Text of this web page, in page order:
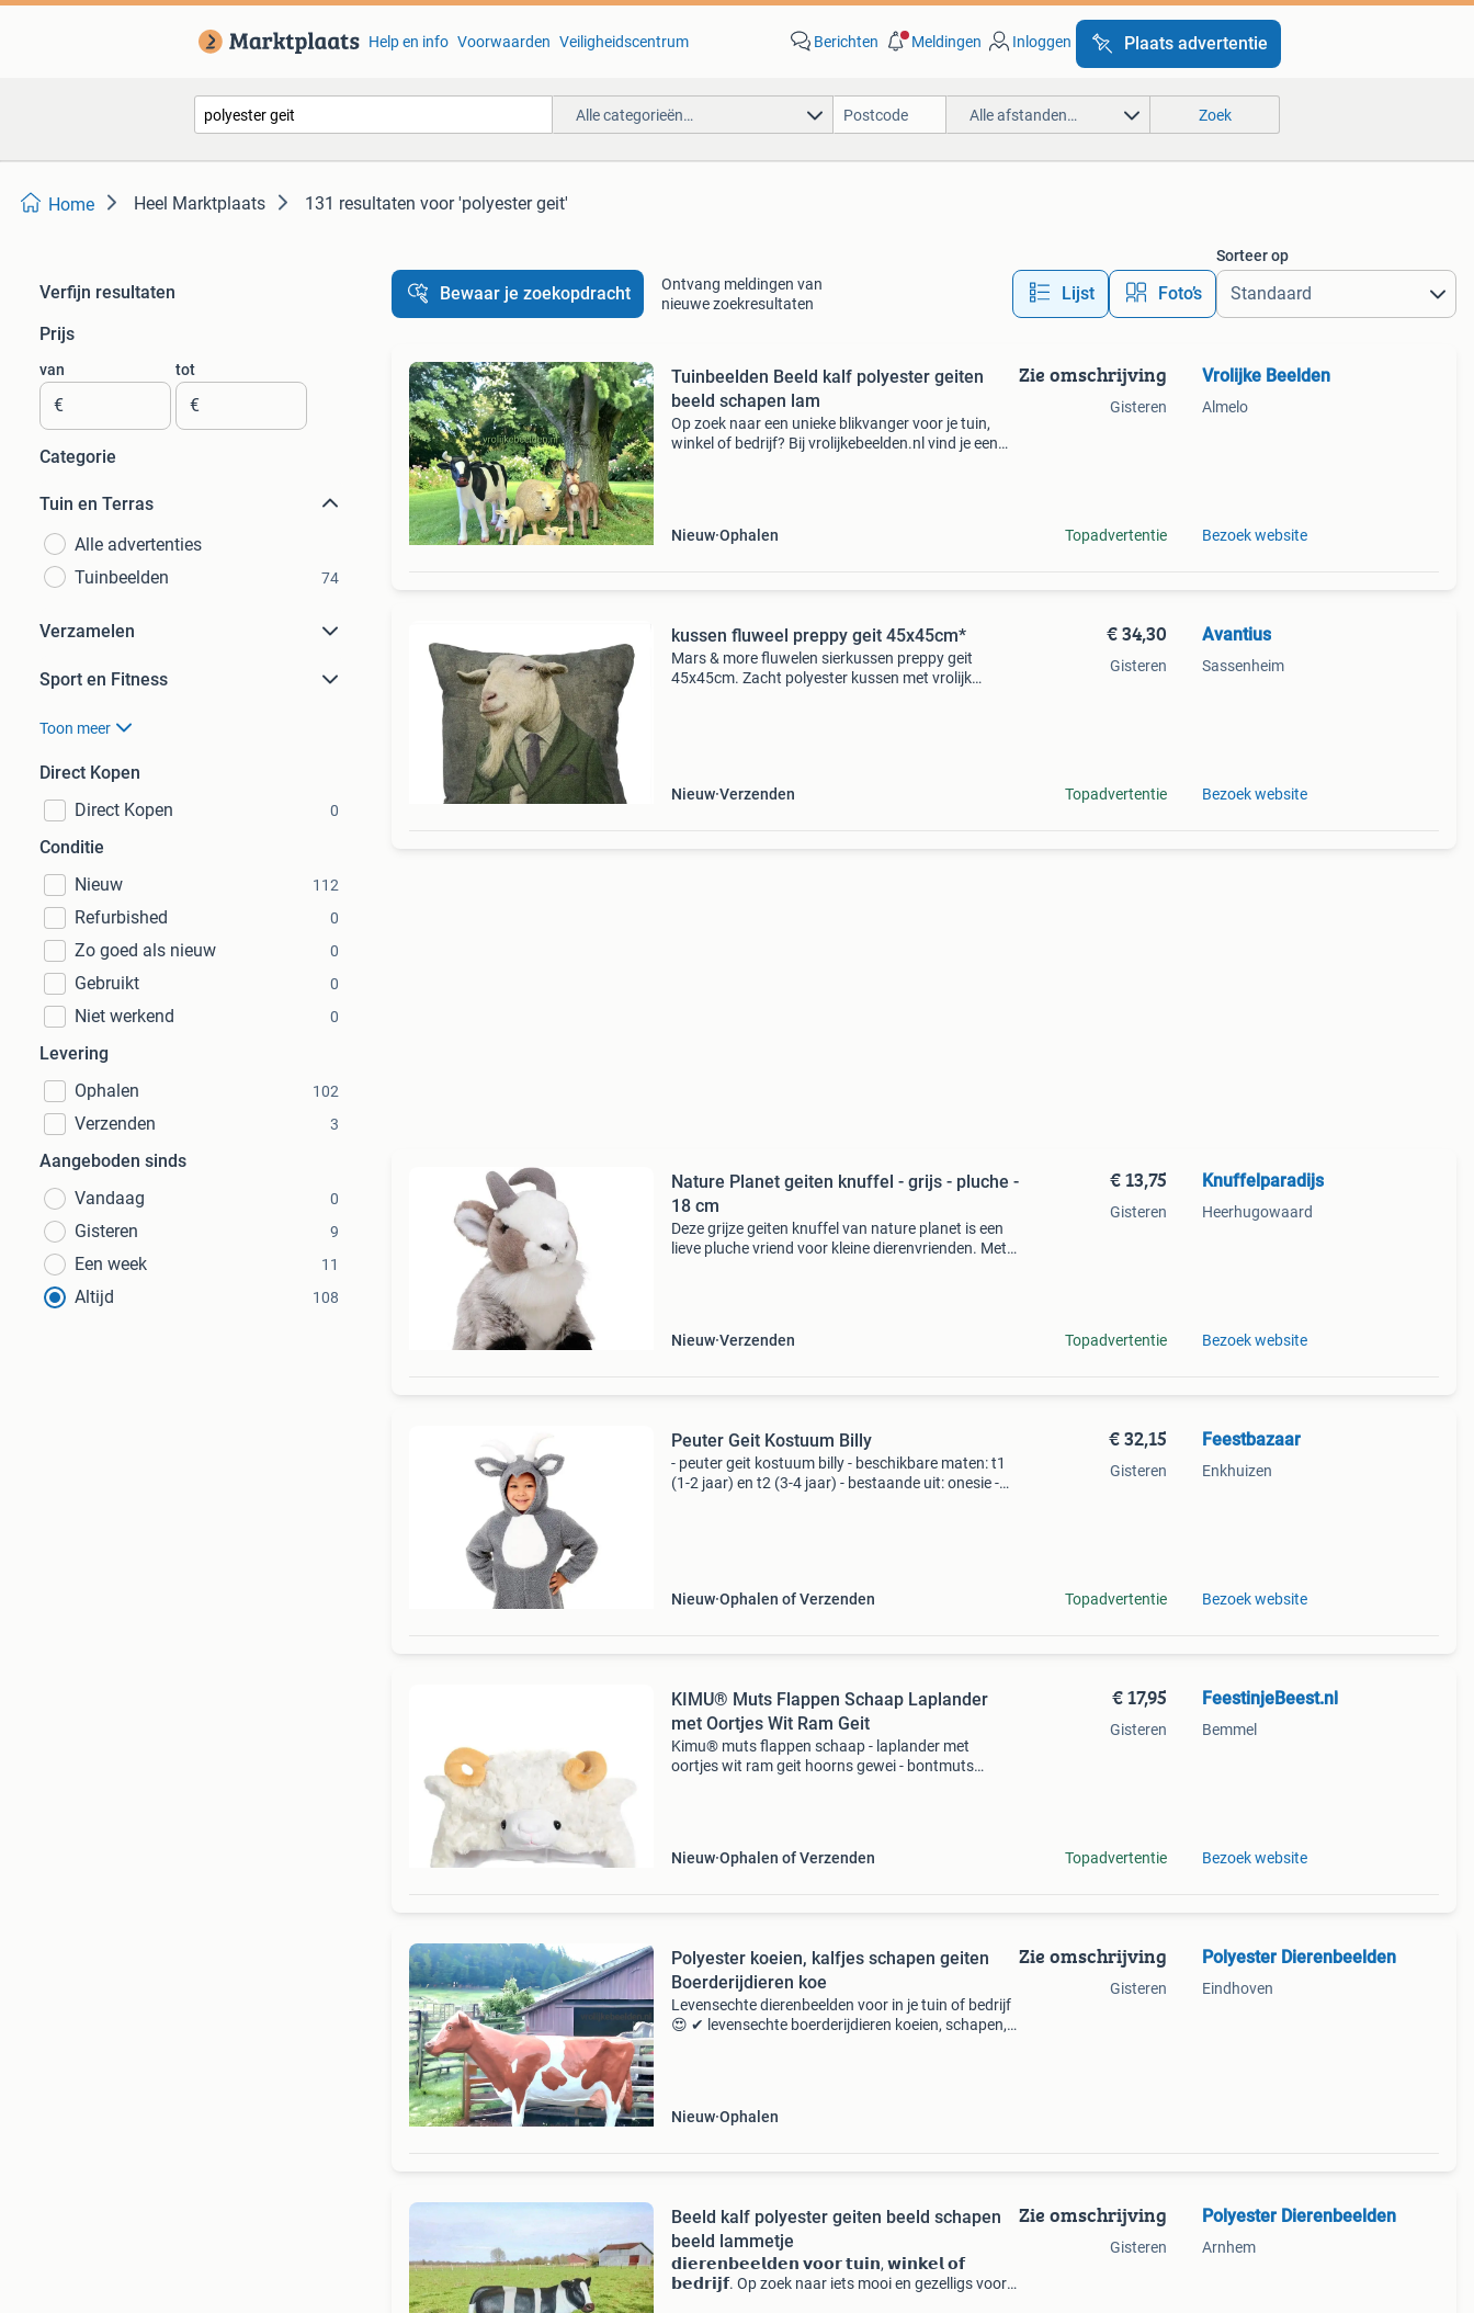
Help en info Voorwaarden Veiligheidscentrum Berichten Meldingen Inloggen Plaats advertentie
Alle categorieën… Alle afstanden… Zoek
Home Heel Marktplaats 131 resultaten voor 'polyester geit'
Verfijn resultaten
Prijs
van
€
tot
€
Categorie
Tuin en Terras
Alle advertenties
Tuinbeelden
74
Verzamelen
Sport en Fitness
Toon meer
Direct Kopen
Direct Kopen
0
Conditie
Nieuw
112
Refurbished 0
Zo goed als nieuw 0
Gebruikt 0
Niet werkend 0
Levering
Ophalen
102
Verzenden 3
Aangeboden sinds
Vandaag
0
Gisteren 9
Een week 11
Altijd 108
Bewaar je zoekopdracht
Ontvang meldingen van
nieuwe zoekresultaten
Lijst Foto’s
Sorteer op
Tuinbeelden Beeld kalf polyester geiten
beeld schapen lam
Op zoek naar een unieke blikvanger voor je tuin,
winkel of bedrijf? Bij vrolijkebeelden.nl vind je een
Nieuw Ophalen
Zie omschrijving
Gisteren
Topadvertentie
Vrolijke Beelden
Almelo
Bezoek website
kussen fluweel preppy geit 45x45cm*
Mars & more fluwelen sierkussen preppy geit
45x45cm. Zacht polyester kussen met vrolijk
Nieuw Verzenden
€ 34,30
Gisteren
Topadvertentie
Avantius
Sassenheim
Bezoek website
Nature Planet geiten knuffel - grijs - pluche -
18 cm
Deze grijze geiten knuffel van nature planet is een
lieve pluche vriend voor kleine dierenvrienden. Met
Nieuw Verzenden
€ 13,75
Gisteren
Topadvertentie
Knuffelparadijs
Heerhugowaard
Bezoek website
Peuter Geit Kostuum Billy
- peuter geit kostuum billy - beschikbare maten: t1
(1-2 jaar) en t2 (3-4 jaar) - bestaande uit: onesie -
Nieuw Ophalen of Verzenden
€ 32,15
Gisteren
Topadvertentie
Feestbazaar
Enkhuizen
Bezoek website
KIMU® Muts Flappen Schaap Laplander
met Oortjes Wit Ram Geit
Kimu® muts flappen schaap - laplander met
oortjes wit ram geit hoorns gewei - bontmuts
Nieuw Ophalen of Verzenden
€ 17,95
Gisteren
Topadvertentie
FeestinjeBeest.nl
Bemmel
Bezoek website
Polyester koeien, kalfjes schapen geiten
Boerderijdieren koe
Levensechte dierenbeelden voor in je tuin of bedrijf
😍 ✔ levensechte boerderijdieren koeien, schapen,
Nieuw Ophalen
Zie omschrijving
Gisteren
Polyester Dierenbeelden
Eindhoven
Beeld kalf polyester geiten beeld schapen
beeld lammetje
𝗱𝗶𝗲𝗿𝗲𝗻𝗯𝗲𝗲𝗹𝗱𝗲𝗻 𝘃𝗼𝗼𝗿 𝘁𝘂𝗶𝗻, 𝘄𝗶𝗻𝗸𝗲𝗹 𝗼𝗳
𝗯𝗲𝗱𝗿𝗶𝗷𝗳. Op zoek naar iets mooi en gezelligs voor
Zie omschrijving
Gisteren
Polyester Dierenbeelden
Arnhem